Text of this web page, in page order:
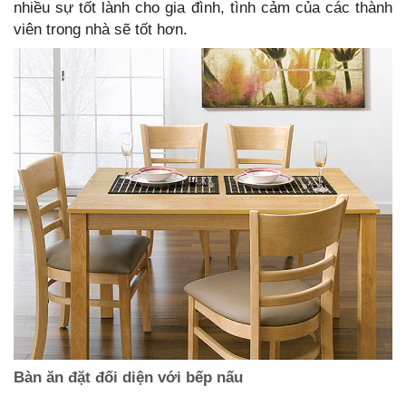
nhiều sự tốt lành cho gia đình, tình cảm của các thành
viên trong nhà sẽ tốt hơn.
Bàn ăn đặt đối diện với bếp nấu